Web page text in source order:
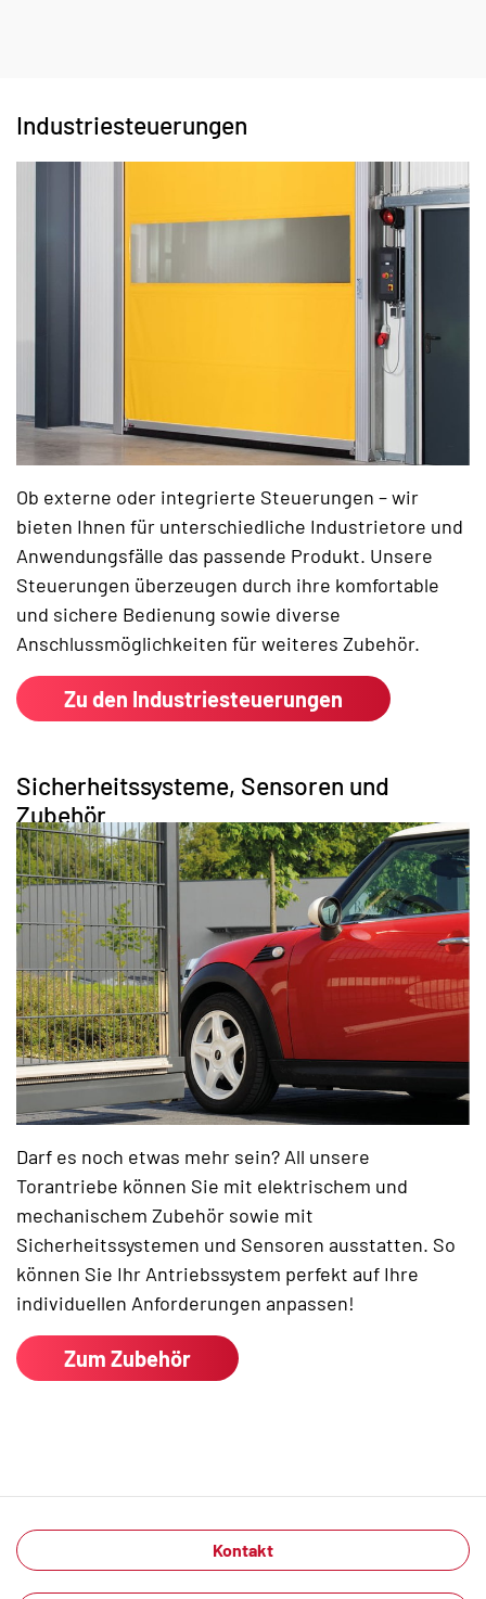
Industriesteuerungen
Ob externe oder integrierte Steuerungen – wir
bieten Ihnen für unterschiedliche Industrietore und
Anwendungsfälle das passende Produkt. Unsere
Steuerungen überzeugen durch ihre komfortable
und sichere Bedienung sowie diverse
Anschlussmöglichkeiten für weiteres Zubehör.
Zu den Industriesteuerungen
Sicherheitssysteme, Sensoren und
Zubehör
Darf es noch etwas mehr sein? All unsere
Torantriebe können Sie mit elektrischem und
mechanischem Zubehör sowie mit
Sicherheitssystemen und Sensoren ausstatten. So
können Sie Ihr Antriebssystem perfekt auf Ihre
individuellen Anforderungen anpassen!
Zum Zubehör
Kontakt